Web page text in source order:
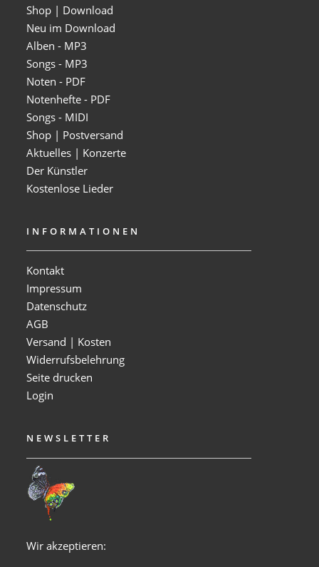
Shop | Download
Neu im Download
Alben - MP3
Songs - MP3
Noten - PDF
Notenhefte - PDF
Songs - MIDI
Shop | Postversand
Aktuelles | Konzerte
Der Künstler
Kostenlose Lieder
INFORMATIONEN
Kontakt
Impressum
Datenschutz
AGB
Versand | Kosten
Widerrufsbelehrung
Seite drucken
Login
NEWSLETTER
Wir akzeptieren: